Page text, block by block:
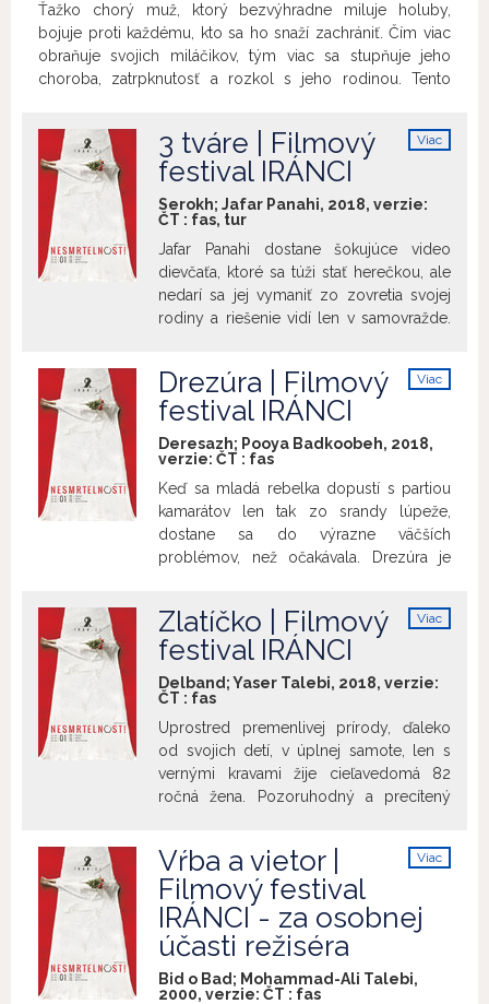
životy navždy zmenila vojna.
Ťažko chorý muž, ktorý bezvýhradne miluje holuby,
bojuje proti každému, kto sa ho snaží zachrániť. Čím viac
obraňuje svojich miláčikov, tým viac sa stupňuje jeho
choroba, zatrpknutosť a rozkol s jeho rodinou. Tento
mužskej pýche a o tom, ako môže hrdosť prerásť do
nedotklivej paranoje.
Viac
3 tváre | Filmový
festival IRÁNCI
Serokh; Jafar Panahi, 2018, verzie:
ČT : fas, tur
Jafar Panahi dostane šokujúce video
dievčaťa, ktoré sa túži stať herečkou, ale
nedarí sa jej vymaniť zo zovretia svojej
rodiny a riešenie vidí len v samovražde.
herečkou. Film 3 tváre pozýva diváka na
pôvabnú cestu plnú náznakov, ktorá
Kiarostamího. Je to zábavný výlep po
patriarchálnom iránskom vidieku, kde je
ochrana starodávnych tradícií rovnako
veľkorysá ako miestna pohostinnosť.
Viac
Drezúra | Filmový
festival IRÁNCI
Deresazh; Pooya Badkoobeh, 2018,
verzie: ČT : fas
Keď sa mladá rebelka dopustí s partiou
kamarátov len tak zo srandy lúpeže,
dostane sa do výrazne väčších
problémov, než očakávala. Drezúra je
peniaze, pokrytectvo a narastajúcu
priepasť medzi sociálnymi vrstvami v
to výrazná, alegorická a znepokojivá
dráma, ktorá preniká hlboko do
neprehľadného a frustrujúceho sveta
dospievajúcej iránskej mládeže.
Viac
Zlatíčko | Filmový
festival IRÁNCI
Delband; Yaser Talebi, 2018, verzie:
ČT : fas
Uprostred premenlivej prírody, ďaleko
od svojich detí, v úplnej samote, len s
vernými kravami žije cieľavedomá 82
ročná žena. Pozoruhodný a precítený
súčasnosti – nezlomnú osobnosť, ženu,
ktorej obdivuhodný život je v
absolútnom súlade s prírodu, ženu, ktorá
si pre všetkým ostatným zvolila
nezávislosť.
Viac
Vŕba a vietor |
Filmový festival
IRÁNCI - za osobnej
účasti režiséra
Bid o Bad; Mohammad-Ali Talebi,
2000, verzie: ČT : fas